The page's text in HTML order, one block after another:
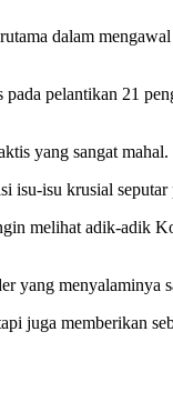
dalam
pelantikan 21
yang sangat mahal.
isu-isu krusial
melihat adik-adik
yang menyalaminya
memberikan